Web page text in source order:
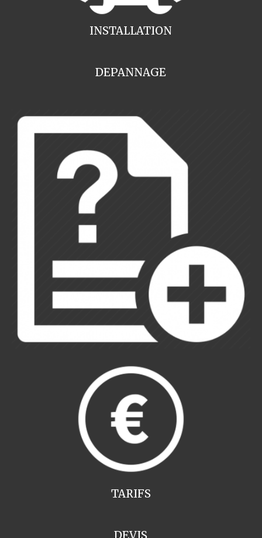
INSTALLATION
DEPANNAGE
TARIFS
DEVIS